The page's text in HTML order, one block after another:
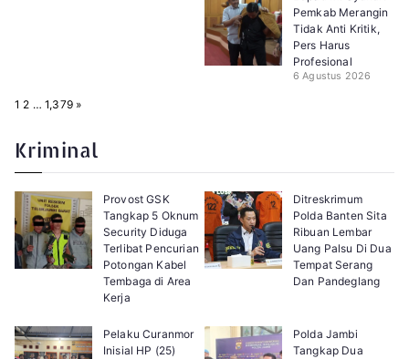
Pemkab Merangin
Tidak Anti Kritik,
Pers Harus
Profesional
6 Agustus 2026
P
:
1 2 … 1,379 N
»
Kriminal
Provost GSK
Tangkap 5 Oknum
Security Diduga
Terlibat Pencurian
Potongan Kabel
Tembaga di Area
Kerja
Ditreskrimum
Polda Banten Sita
Ribuan Lembar
Uang Palsu Di Dua
Tempat Serang
Dan Pandeglang
Pelaku Curanmor
Inisial HP (25)
Polda Jambi
Tangkap Dua